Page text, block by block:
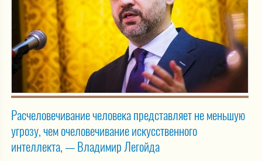
Расчеловечивание человека представляет не меньшую
угрозу, чем очеловечивание искусственного
интеллекта, — Владимир Легойда